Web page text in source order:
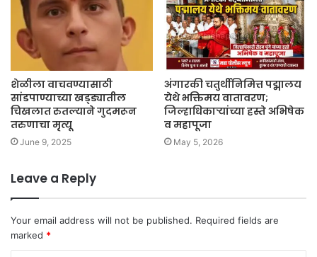
शेळीला वाचवण्यासाठी
सांडपाण्याच्या खड्ड्यातील
चिखलात रुतल्याने गुदमरून
तरुणाचा मृत्यू
June 9, 2025
अंगारकी चतुर्थीनिमित्त पद्मालय
येथे भक्तिमय वातावरण;
जिल्हाधिकाऱ्यांच्या हस्ते अभिषेक
व महापूजा
May 5, 2026
Leave a Reply
Your email address will not be published. Required fields are
marked *